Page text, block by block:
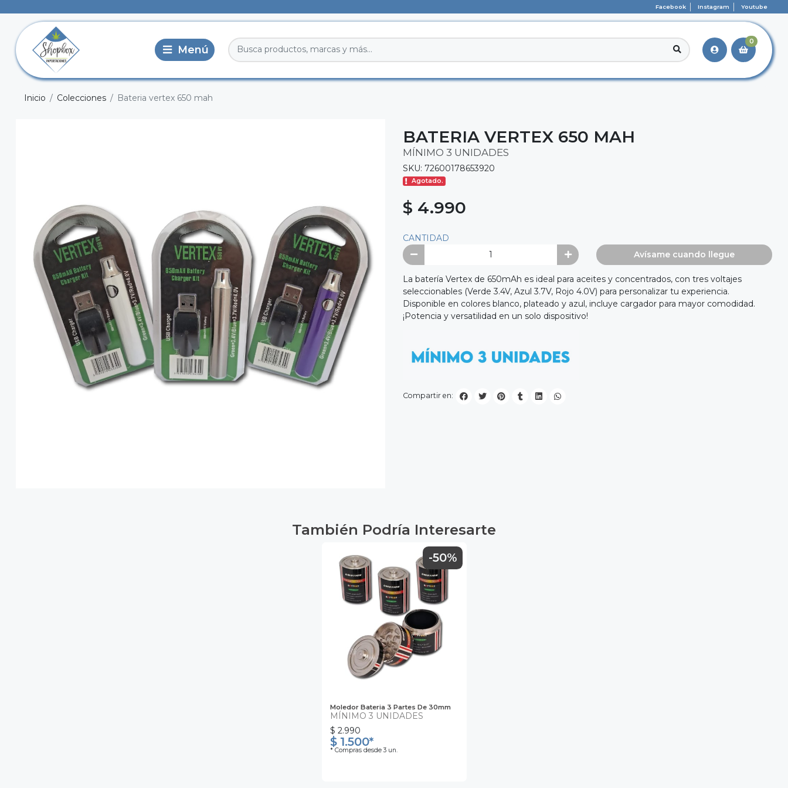
Facebook Instagram Youtube
0
Inicio Colecciones Bateria vertex 650 mah
BATERIA VERTEX 650 MAH
MÍNIMO 3 UNIDADES
SKU: 72600178653920
Agotado.
$ 4.990
CANTIDAD
Avísame cuando llegue
La batería Vertex de 650mAh es ideal para aceites y concentrados, con tres voltajes
seleccionables (Verde 3.4V, Azul 3.7V, Rojo 4.0V) para personalizar tu experiencia.
Disponible en colores blanco, plateado y azul, incluye cargador para mayor comodidad.
¡Potencia y versatilidad en un solo dispositivo!
Compartir en:
También Podría Interesarte
-50%
Moledor Bateria 3 Partes De 30mm
MÍNIMO 3 UNIDADES
$ 2.990
$ 1.500*
* Compras desde 3 un.